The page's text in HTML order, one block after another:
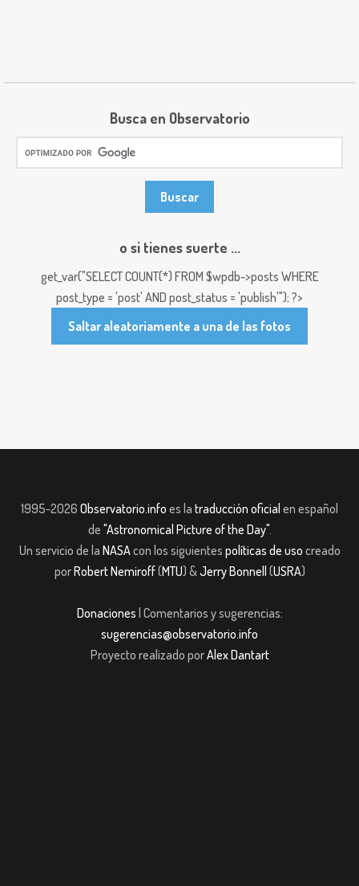
Busca en Observatorio
o si tienes suerte ...
get_var("SELECT COUNT(*) FROM $wpdb->posts WHERE
post_type = 'post' AND post_status = 'publish'"); ?>
Saltar aleatoriamente a una de las fotos
1995-2026 Observatorio.info es la traducción oficial en español
de "Astronomical Picture of the Day".
Un servicio de la NASAcon los siguientes políticas de uso creado
porRobert Nemiroff(MTU) &Jerry Bonnell (USRA)
Donaciones | Comentarios y sugerencias:
sugerencias@observatorio.info
Proyecto realizado porAlex Dantart